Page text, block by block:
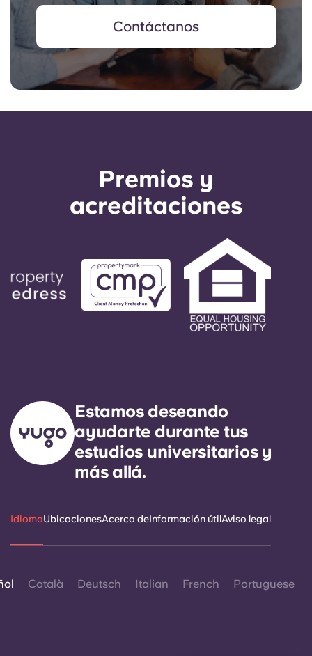
Contáctanos
Premios y
acreditaciones
Estamos deseando
ayudarte durante tus
estudios universitarios y
más allá.
IdiomaUbicacionesAcerca deInformación útilAviso legal
Català Deutsch Italian French Portuguese